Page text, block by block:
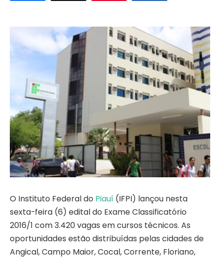
O Instituto Federal do Piauí (IFPI) lançou nesta
sexta-feira (6) edital do Exame Classificatório
2016/1 com 3.420 vagas em cursos técnicos. As
oportunidades estão distribuídas pelas cidades de
Angical, Campo Maior, Cocal, Corrente, Floriano,